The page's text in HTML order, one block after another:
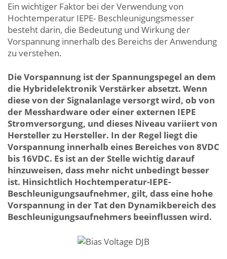
Ein wichtiger Faktor bei der Verwendung von
Hochtemperatur IEPE- Beschleunigungsmesser
besteht darin, die Bedeutung und Wirkung der
Vorspannung innerhalb des Bereichs der Anwendung
zu verstehen.
Die Vorspannung ist der Spannungspegel an dem
die Hybridelektronik Verstärker absetzt. Wenn
diese von der Signalanlage versorgt wird, ob von
der Messhardware oder einer externen IEPE
Stromversorgung, und dieses Niveau variiert von
Hersteller zu Hersteller. In der Regel liegt die
Vorspannung innerhalb eines Bereiches von 8VDC
bis 16VDC. Es ist an der Stelle wichtig darauf
hinzuweisen, dass mehr nicht unbedingt besser
ist. Hinsichtlich Hochtemperatur-IEPE-
Beschleunigungsaufnehmer, gilt, dass eine hohe
Vorspannung in der Tat den Dynamikbereich des
Beschleunigungsaufnehmers beeinflussen wird.